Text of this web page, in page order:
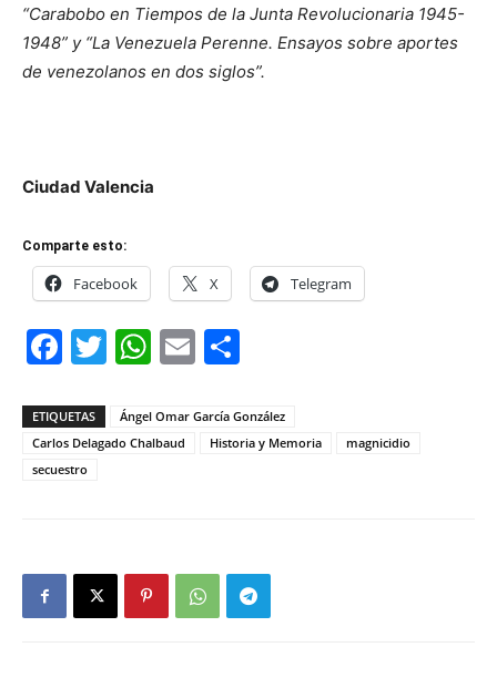
“Carabobo en Tiempos de la Junta Revolucionaria 1945-
1948” y “La Venezuela Perenne. Ensayos sobre aportes
de venezolanos en dos siglos”.
Ciudad Valencia
Comparte esto:
Facebook X Telegram
Facebook
Twitter
WhatsApp
Email
ETIQUETAS
Ángel Omar García González
Carlos Delagado Chalbaud
Historia y Memoria
magnicidio
secuestro